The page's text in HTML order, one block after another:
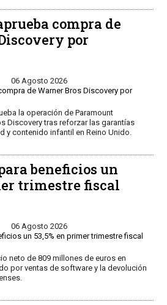
compra de
por
06 Agosto 2026
la operación de Paramount
Discovery tras reforzar las garantías
y contenido infantil en Reino Unido.
beneficios un
trimestre fiscal
06 Agosto 2026
neto de 809 millones de euros en
por ventas de software y la devolución